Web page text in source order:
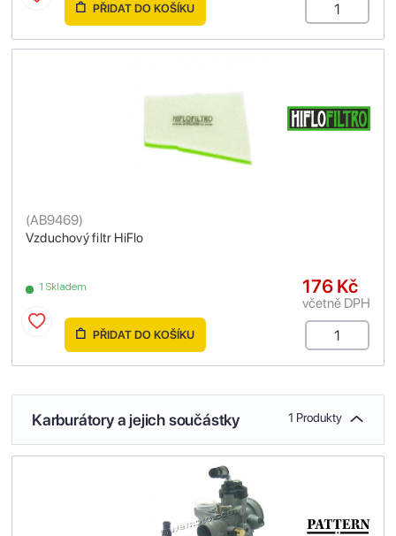
PŘIDAT DO KOŠÍKU
Vzduchový filtr HiFlo
(AB9469)
1 Skladem 176 Kč
včetně DPH
PŘIDAT DO KOŠÍKU
Karburátory a jejich součástky 1 Produkty